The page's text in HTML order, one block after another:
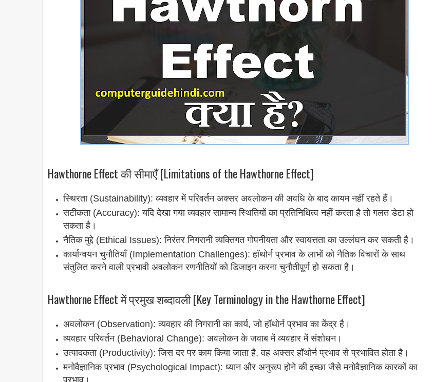
Hawthorne Effect की सीमाएँ [Limitations of the Hawthorne Effect]
स्थिरता (Sustainability): व्यवहार में परिवर्तन अक्सर अवलोकन की अवधि के बाद कायम नहीं रहते हैं।
सटीकता (Accuracy): यदि देखा गया व्यवहार सामान्य स्थितियों का प्रतिनिधित्व नहीं करता है तो गलत डेटा हो
सकता है।
नैतिक मुद्दे (Ethical Issues): निरंतर निगरानी व्यक्तिगत गोपनीयता और स्वायत्तता का उल्लंघन कर सकती है।
कार्यान्वयन चुनौतियाँ (Implementation Challenges): हॉथोर्न प्रभाव के लाभों को नैतिक विचारों के साथ
संतुलित करने वाली प्रभावी अवलोकन रणनीतियों को डिजाइन करना चुनौतीपूर्ण हो सकता है।
Hawthorne Effect में प्रमुख शब्दावली [Key Terminology in the Hawthorne Effect]
अवलोकन (Observation): व्यवहार की निगरानी का कार्य, जो हॉथोर्न प्रभाव का केंद्र है।
व्यवहार परिवर्तन (Behavioral Change): अवलोकन के जवाब में व्यवहार में संशोधन।
उत्पादकता (Productivity): जिस दर पर काम किया जाता है, वह अक्सर हॉथोर्न प्रभाव से प्रभावित होता है।
मनोवैज्ञानिक प्रभाव (Psychological Impact): ध्यान और अनुरूप होने की इच्छा जैसे मनोवैज्ञानिक कारकों का